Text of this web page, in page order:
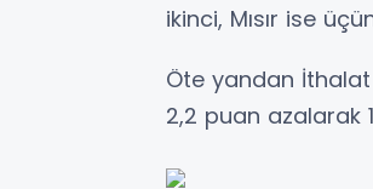
ikinci, Mısır ise
Öte yandan
2,2 puan azalarak